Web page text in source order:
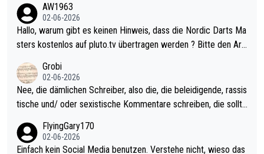
Allerdings ist Mitchell Lawrie als Nummer 1 der Welt eh qualifi
ziert. Somit ändert die automatische Qualifikation des Weltmei
sters erstmal nichts. Ich denke sie wollen damit für nächstes J
ohl wenig WDF Turniere spielen. Dies war bei Archie Self letzt
es Jahr der Fall. Er musste als amtierender Weltmeister durch
den Qualifier und ich glaube kaum, dass Mitchel sich das (in Ve
el hat.
AW1963
02-06-2026
Hallo, warum gibt es keinen Hinweis, dass die Nordic Darts Ma
sters kostenlos auf pluto.tv übertragen werden ? Bitte den Arti
Grobi
02-06-2026
Nee, die dämlichen Schreiber, also die, die beleidigende, rassis
tische und/ oder sexistische Kommentare schreiben, die sollte
s Leben in den Griff kriegen. Nur eins wundert mich: Luke Little
r war doch neulich erst derjenige, der über Social Media GvV p
FlyingGary170
02-06-2026
Einfach kein Social Media benutzen. Verstehe nicht, wieso das